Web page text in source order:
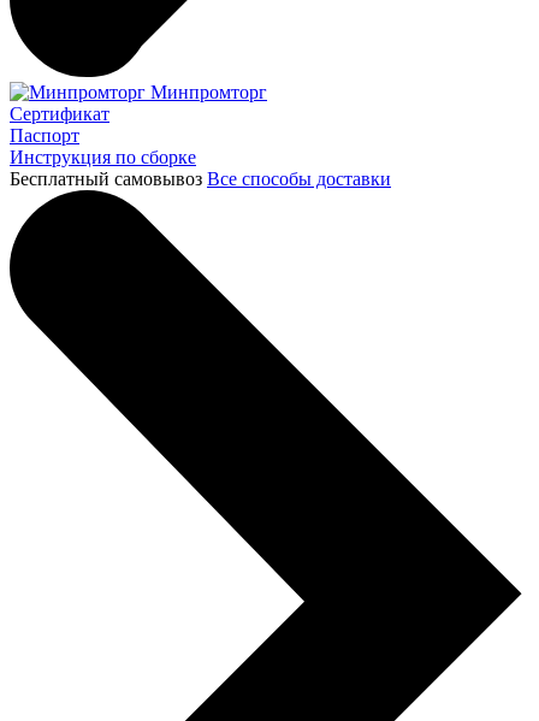
Минпромторг
Сертификат
Паспорт
Инструкция по сборке
Бесплатный самовывоз Все способы доставки